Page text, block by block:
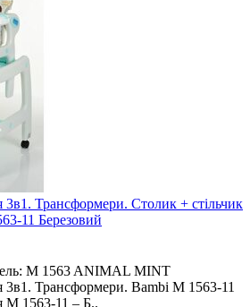
3в1. Трансформери. Столик + стільчик
11 Березовий
M 1563 ANIMAL MINT
3в1. Трансформери. Bambi M 1563-11
M 1563-11 – Б..